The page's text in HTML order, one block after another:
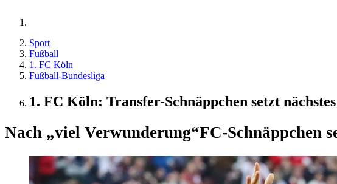
Sport
Fußball
1. FC Köln
Fußball-Bundesliga
1. FC Köln: Transfer-Schnäppchen setzt
Nach „viel Verwunderung“FC-Schnäppchen